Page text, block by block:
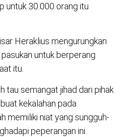
untuk 30.000 orang itu
Heraklius mengurungkan
untuk berperang
itu.
tau semangat jihad dari pihak
kekalahan pada
memiliki niat yang sungguh-
peperangan ini.